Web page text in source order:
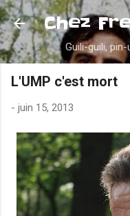
Accéder
Chez
Guili-guili,
L'UMP c'est mort
- juin 15, 2013